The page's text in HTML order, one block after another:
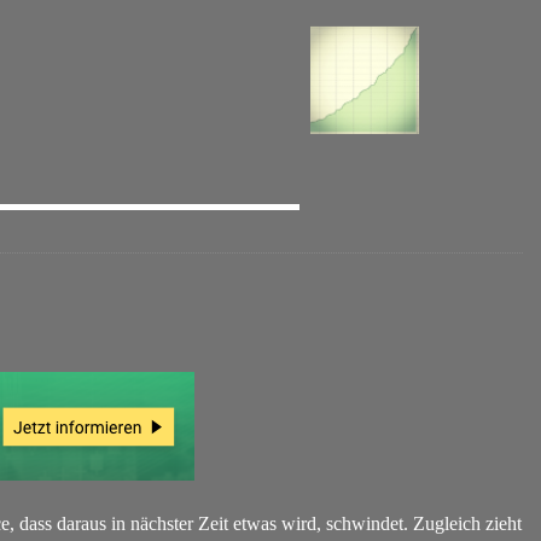
dass daraus in nächster Zeit etwas wird, schwindet. Zugleich zieht